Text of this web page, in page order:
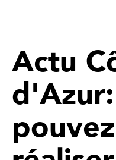
Actu